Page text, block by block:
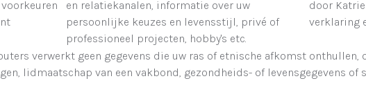
en relatiekanalen, informatie over uw
persoonlijke keuzes en levensstijl, privé of
professioneel projecten, hobby's etc.
door
verklaring
verwerkt geen gegevens die uw ras of etnische afkomst
lidmaatschap van een vakbond, gezondheids- of levensgegevens